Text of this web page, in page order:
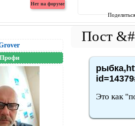
Профи
Это как